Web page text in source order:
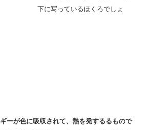
下に写っているほくろでしょ
ーが色に吸収されて、熱を発するるもので